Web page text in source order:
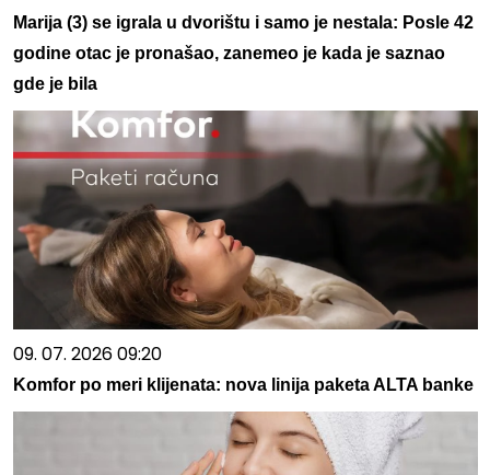
Marija (3) se igrala u dvorištu i samo je nestala: Posle 42
godine otac je pronašao, zanemeo je kada je saznao
gde je bila
09. 07. 2026 09:20
Komfor po meri klijenata: nova linija paketa ALTA banke